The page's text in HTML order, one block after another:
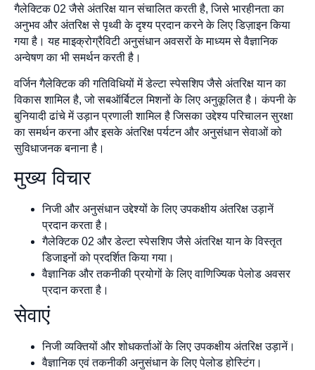
गैलेक्टिक 02 जैसे अंतरिक्ष यान संचालित करती है, जिसे भारहीनता का
अनुभव और अंतरिक्ष से पृथ्वी के दृश्य प्रदान करने के लिए डिज़ाइन किया
गया है। यह माइक्रोग्रैविटी अनुसंधान अवसरों के माध्यम से वैज्ञानिक
अन्वेषण का भी समर्थन करती है।
वर्जिन गैलेक्टिक की गतिविधियों में डेल्टा स्पेसशिप जैसे अंतरिक्ष यान का
विकास शामिल है, जो सबऑर्बिटल मिशनों के लिए अनुकूलित है। कंपनी के
बुनियादी ढांचे में उड़ान प्रणाली शामिल है जिसका उद्देश्य परिचालन सुरक्षा
का समर्थन करना और इसके अंतरिक्ष पर्यटन और अनुसंधान सेवाओं को
सुविधाजनक बनाना है।
मुख्य विचार
निजी और अनुसंधान उद्देश्यों के लिए उपकक्षीय अंतरिक्ष उड़ानें
प्रदान करता है।
गैलेक्टिक 02 और डेल्टा स्पेसशिप जैसे अंतरिक्ष यान के विस्तृत
डिजाइनों को प्रदर्शित किया गया।
वैज्ञानिक और तकनीकी प्रयोगों के लिए वाणिज्यिक पेलोड अवसर
प्रदान करता है।
सेवाएं
निजी व्यक्तियों और शोधकर्ताओं के लिए उपकक्षीय अंतरिक्ष उड़ानें।
वैज्ञानिक एवं तकनीकी अनुसंधान के लिए पेलोड होस्टिंग।